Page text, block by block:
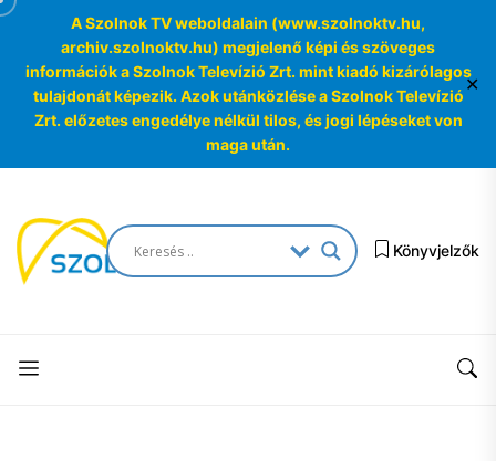
A Szolnok TV weboldalain (www.szolnoktv.hu,
archiv.szolnoktv.hu) megjelenő képi és szöveges
információk a Szolnok Televízió Zrt. mint kiadó kizárólagos
tulajdonát képezik. Azok utánközlése a Szolnok Televízió
Zrt. előzetes engedélye nélkül tilos, és jogi lépéseket von
maga után.
✕
the
content
SzolnokTV
Archívum
Archívum
Könyvjelzők